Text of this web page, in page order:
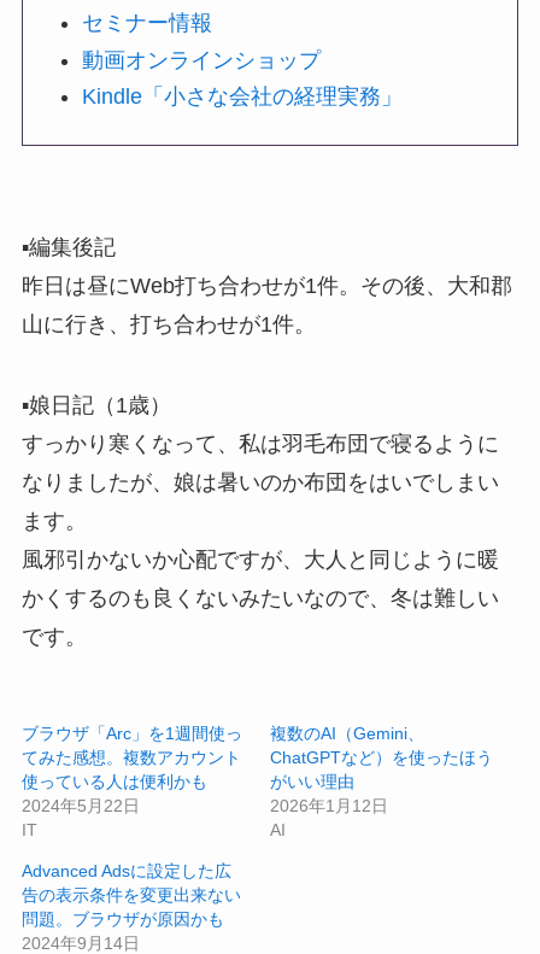
セミナー情報
動画オンラインショップ
Kindle「小さな会社の経理実務」
▪️編集後記
昨日は昼にWeb打ち合わせが1件。その後、大和郡
山に行き、打ち合わせが1件。
▪️娘日記（1歳）
すっかり寒くなって、私は羽毛布団で寝るように
なりましたが、娘は暑いのか布団をはいでしまい
ます。
風邪引かないか心配ですが、大人と同じように暖
かくするのも良くないみたいなので、冬は難しい
です。
ブラウザ「Arc」を1週間使っ
てみた感想。複数アカウント
使っている人は便利かも
2024年5月22日
IT
複数のAI（Gemini、
ChatGPTなど）を使ったほう
がいい理由
2026年1月12日
AI
Advanced Adsに設定した広
告の表示条件を変更出来ない
問題。ブラウザが原因かも
2024年9月14日